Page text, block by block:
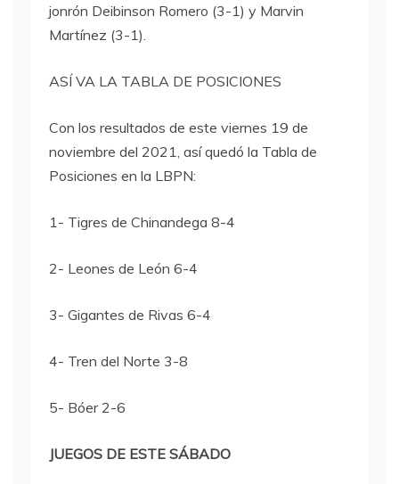
jonrón Deibinson Romero (3-1) y Marvin
Martínez (3-1).
ASÍ VA LA TABLA DE POSICIONES
Con los resultados de este viernes 19 de
noviembre del 2021, así quedó la Tabla de
Posiciones en la LBPN:
1- Tigres de Chinandega 8-4
2- Leones de León 6-4
3- Gigantes de Rivas 6-4
4- Tren del Norte 3-8
5- Bóer 2-6
JUEGOS DE ESTE SÁBADO